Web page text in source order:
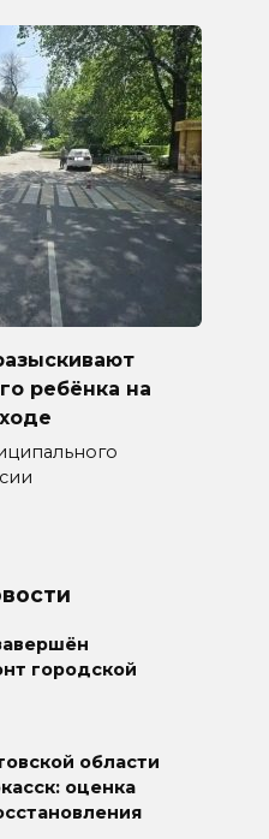
ребёнка на
городской
области
оценка